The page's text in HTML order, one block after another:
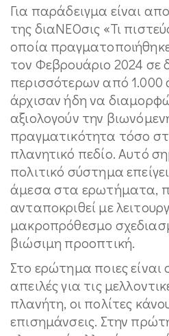
Για παράδειγμα είναι
της διαΝΕΟσις «Τι
οποία
τον Φεβρουάριο 2024 σε
περισσότερων από 1.000
άρχισαν ήδη να
αξιολογούν την
πραγματικότητα τόσο
πλανητικό πεδίο. Αυτό
πολιτικό σύστημα
άμεσα στα ερωτήματα,
ανταποκριθεί με
μακροπρόθεσμο
βιώσιμη προοπτική.
Στο ερώτημα ποιες είναι
απειλές για τις
πλανήτη, οι πολίτες
επισημάνσεις. Στην